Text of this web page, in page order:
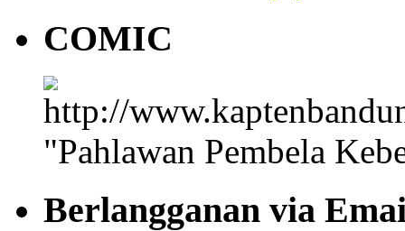
COMIC
"Pahlawan Pembela
Berlangganan via